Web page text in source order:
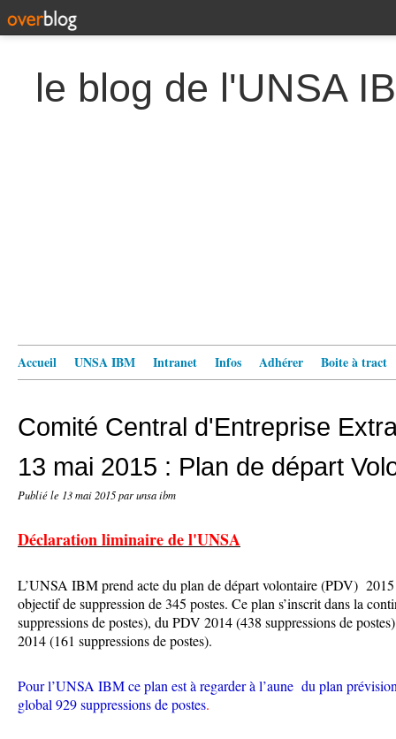
le blog de l'UNSA
Accueil UNSA IBM Intranet Infos Adhérer Boite à tract
Comité Central d'Entreprise
13 mai 2015 : Plan de départ
Publié le 13 mai 2015par unsa ibm
Déclaration liminaire de l'UNSA
L’UNSA IBM prend acte du plan de départ volontaire (PDV)
objectif de suppression de 345 postes. Ce plan s’inscrit dans la
suppressions de postes), du PDV 2014 (438 suppressions de
2014 (161 suppressions de postes).
Pour l’UNSA IBM ce plan est à regarder à l’aune du plan
global 929 suppressions de postes.